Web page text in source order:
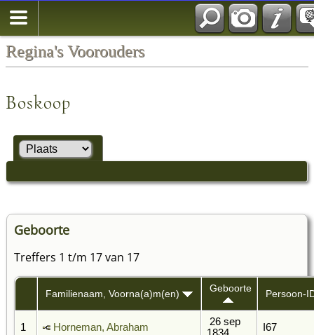
Regina's Voorouders
Boskoop
Geboorte
Treffers 1 t/m 17 van 17
Familienaam, Voorna(a)m(en) Geboorte Persoon-
1 Horneman, Abraham
26 sep
1834
I67